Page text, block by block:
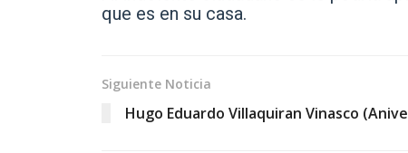
que es en su casa.
Siguiente Noticia
Hugo Eduardo Villaquiran Vinasco